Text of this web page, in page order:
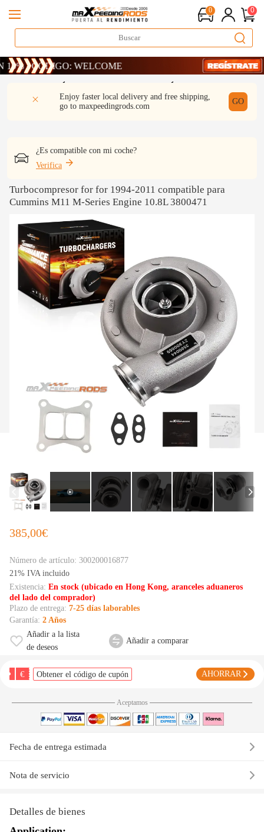
0 0
CÓDIGO: WELCOME
CÓDIGO: WELCOME
CÓDIGO: WELCOME
Enjoy faster local delivery and free shipping,
go to maxpeedingrods.com
GO
¿Es compatible con mi coche?
Verifica
DESCRIPCIÓN REVISIÓN
Turbocompresor for for 1994-2011 compatible para
Cummins M11 M-Series Engine 10.8L 3800471
385,00€
Número de artículo: 300200016877
21% IVA incluido
Existencia: En stock (ubicado en Hong Kong, aranceles aduaneros
del lado del comprador)
Plazo de entrega: 7-25 días laborables
Garantía: 2 Años
Añadir a la lista
de deseos
Añadir a comparar
€ Obtener el código de cupón AHORRAR
Aceptamos
Fecha de entrega estimada
Nota de servicio
Detalles de bienes